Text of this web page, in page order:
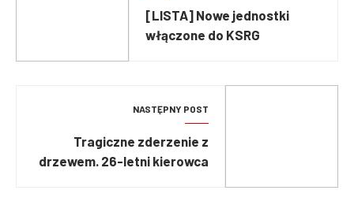
[LISTA] Nowe jednostki
włączone do KSRG
NASTĘPNY POST
Tragiczne zderzenie z
drzewem. 26-letni kierowca